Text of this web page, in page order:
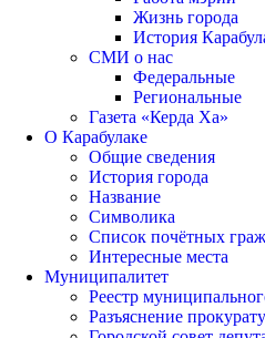
Жизнь города
История
СМИ о нас
Федеральные
Региональные
Газета «Керда Ха»
О Карабулаке
Общие сведения
История города
Название
Символика
Список почётных
Интересные места
Муниципалитет
Реестр
Разъяснение